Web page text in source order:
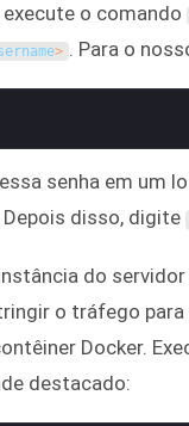
o comando
> . Para o
senha em um
disso, digite
do
o tráfego
Docker.
destacado: